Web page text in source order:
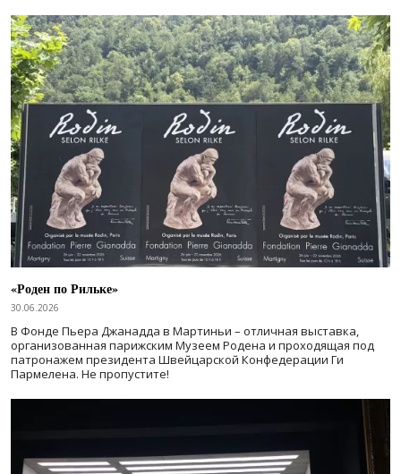
«Роден по Рильке»
30.06.2026
В Фонде Пьера Джанадда в Мартиньи – отличная выставка,
организованная парижским Музеем Родена и проходящая под
патронажем президента Швейцарской Конфедерации Ги
Пармелена. Не пропустите!